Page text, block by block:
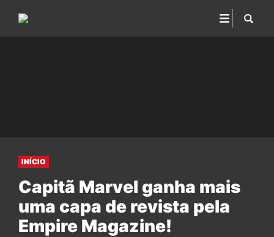
INÍCIO
Capitã Marvel ganha mais
uma capa de revista pela
Empire Magazine!